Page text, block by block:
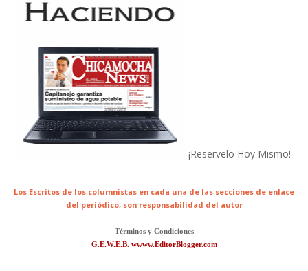
¡Reservelo Hoy Mismo!
Los Escritos de los columnistas en cada una de las secciones de enlace
del periódico, son responsabilidad del autor
Términos y Condiciones
G.E.W.E.B. wwww.EditorBlogger.com